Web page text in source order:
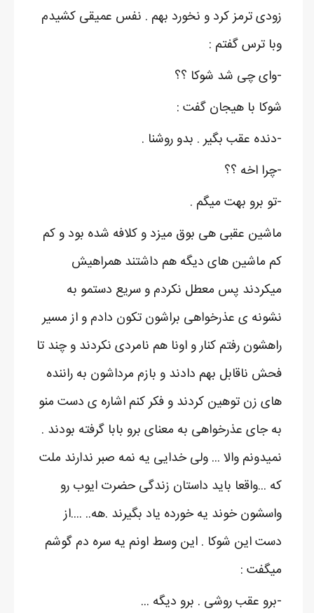
زودی ترمز کرد و نخورد بهم . نفس عمیقی کشیدم
وبا ترس گفتم :
-وای چی شد شوکا ؟؟
شوکا با هیجان گفت :
-دنده عقب بگیر . بدو روشنا .
-چرا اخه ؟؟
-تو برو بهت میگم .
ماشین عقبی هی بوق میزد و کلافه شده بود و کم
کم ماشین های دیگه هم داشتند همراهیش
میکردند پس معطل نکردم و سریع دستمو به
نشونه ی عذرخواهی براشون تکون دادم و از مسیر
راهشون رفتم کنار و اونا هم نامردی نکردند و چند تا
فحش ناقابل بهم دادند و بازم مرداشون به راننده
های زن توهین کردند و فکر کنم اشاره ی دست منو
به جای عذرخواهی به معنای برو بابا گرفته بودند .
نمیدونم والا ... ولی خدایی یه نمه صبر ندارند ملت
که ...واقعا باید داستان زندگی حضرت ایوب رو
واسشون خوند یه خورده یاد بگیرند .هه.. ....از
دست این شوکا . این وسط اونم یه سره دم گوشم
میگفت :
-برو عقب روشی . برو دیگه ...